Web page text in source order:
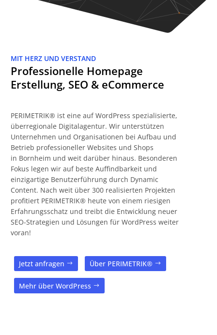
MIT HERZ UND VERSTAND
Professionelle Homepage
Erstellung, SEO & eCommerce
PERIMETRIK® ist eine auf WordPress spezialisierte,
überregionale Digitalagentur. Wir unterstützen
Unternehmen und Organisationen bei Aufbau und
Betrieb professioneller Websites und Shops
in Bornheim und weit darüber hinaus. Besonderen
Fokus legen wir auf beste Auffindbarkeit und
einzigartige Benutzerführung durch Dynamic
Content. Nach weit über 300 realisierten Projekten
profitiert PERIMETRIK® heute von einem riesigen
Erfahrungsschatz und treibt die Entwicklung neuer
SEO-Strategien und Lösungen für WordPress weiter
voran!
Jetzt anfragen Über PERIMETRIK®
Mehr über WordPress